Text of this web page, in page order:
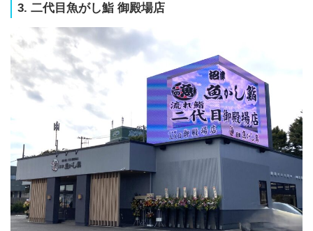
3. 二代目魚がし鮨 御殿場店